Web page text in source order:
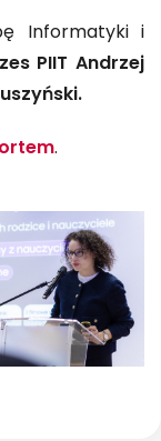
Informatyki i
PIIT Andrzej
.